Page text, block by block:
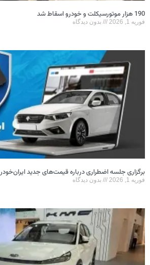
190 هزار موتورسیکلت و خودرو اسقاط شد
فوریه 1, 2026 بدون دیدگاه
برگزاری جلسه اضطراری درباره قیمت‌های جدید ایران‌خودرو
فوریه 1, 2026 بدون دیدگاه